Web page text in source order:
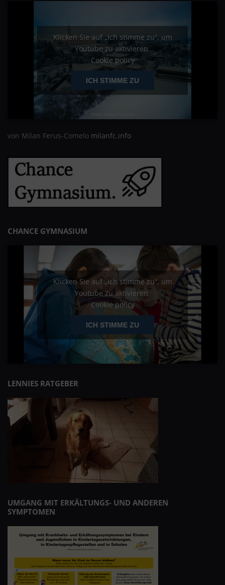
Klicken Sie auf „Ich stimme zu“, um
Youtube zu aktivieren
Cookie policy
ICH STIMME ZU
von Milan Ferus-Comelo milanfc.info
CHANCE GYMNASIUM
Klicken Sie auf „Ich stimme zu“, um
Youtube zu aktivieren
Cookie policy
ICH STIMME ZU
LENNIES RATGEBER
UMGANG MIT ERKÄLTUNGS- UND ANDEREN
SYMPTOMEN